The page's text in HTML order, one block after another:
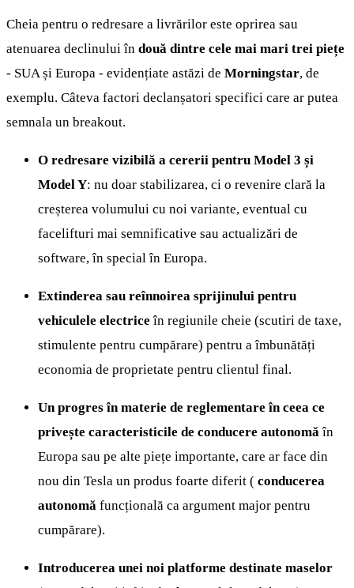
Cheia pentru o redresare a livrărilor este oprirea sau
atenuarea declinului în două dintre cele mai mari trei piețe
- SUA și Europa - evidențiate astăzi de Morningstar, de
exemplu. Câteva factori declanșatori specifici care ar putea
semnala un breakout.
O redresare vizibilă a cererii pentru Model 3 și
Model Y: nu doar stabilizarea, ci o revenire clară la
creșterea volumului cu noi variante, eventual cu
facelifturi mai semnificative sau actualizări de
software, în special în Europa.
Extinderea sau reînnoirea sprijinului pentru
vehiculele electrice în regiunile cheie (scutiri de taxe,
stimulente pentru cumpărare) pentru a îmbunătăți
economia de proprietate pentru clientul final.
Un progres în materie de reglementare în ceea ce
privește caracteristicile de conducere autonomăîn
Europa sau pe alte piețe importante, care ar face din
nou din Tesla un produs foarte diferit ( conducerea
autonomă funcțională ca argument major pentru
cumpărare).
Introducerea unei noi platforme destinate maselor